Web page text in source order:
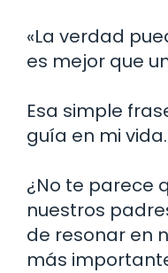
«La verdad
es mejor que
Esa simple
guía en mi vida.
¿No te parece
nuestros
de resonar en
más